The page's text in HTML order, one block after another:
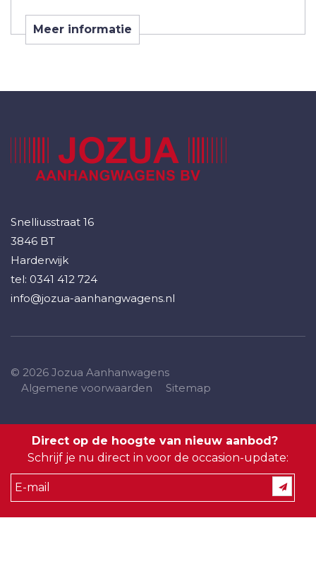
Meer informatie
Snelliusstraat 16
3846 BT
Harderwijk
tel: 0341 412 724
info@jozua-aanhangwagens.nl
© 2026 Jozua Aanhanwagens
Algemene voorwaarden
Sitemap
Direct op de hoogte van nieuw aanbod?
Schrijf je nu direct in voor de occasion-update: